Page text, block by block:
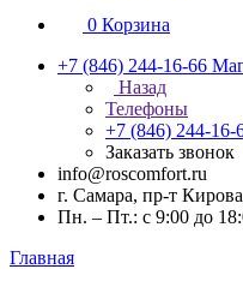
0 Корзина
+7 (846) 244-16-66
Назад
Телефоны
+7 (846) 244-16-
Заказать звонок
info@roscomfort.ru
г. Самара, пр-т
Пн. – Пт.: с 9:00 до
Главная